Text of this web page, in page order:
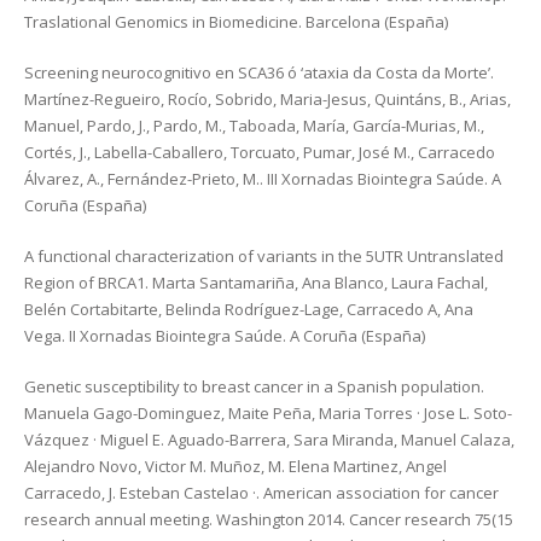
Traslational Genomics in Biomedicine. Barcelona (España)
Screening neurocognitivo en SCA36 ó ‘ataxia da Costa da Morte’.
Martínez-Regueiro, Rocío, Sobrido, Maria-Jesus, Quintáns, B., Arias,
Manuel, Pardo, J., Pardo, M., Taboada, María, García-Murias, M.,
Cortés, J., Labella-Caballero, Torcuato, Pumar, José M., Carracedo
Álvarez, A., Fernández-Prieto, M.. III Xornadas Biointegra Saúde. A
Coruña (España)
A functional characterization of variants in the 5UTR Untranslated
Region of BRCA1. Marta Santamariña, Ana Blanco, Laura Fachal,
Belén Cortabitarte, Belinda Rodríguez-Lage, Carracedo A, Ana
Vega. II Xornadas Biointegra Saúde. A Coruña (España)
Genetic susceptibility to breast cancer in a Spanish population.
Manuela Gago-Dominguez, Maite Peña, Maria Torres · Jose L. Soto-
Vázquez · Miguel E. Aguado-Barrera, Sara Miranda, Manuel Calaza,
Alejandro Novo, Victor M. Muñoz, M. Elena Martinez, Angel
Carracedo, J. Esteban Castelao ·. American association for cancer
research annual meeting. Washington 2014. Cancer research 75(15